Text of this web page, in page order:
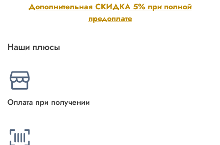
Дополнительная СКИДКА 5% при полной
предоплате
Наши плюсы
Оплата при получении